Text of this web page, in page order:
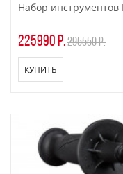
Набор инструментов
225990 р.295550 р.
КУПИТЬ